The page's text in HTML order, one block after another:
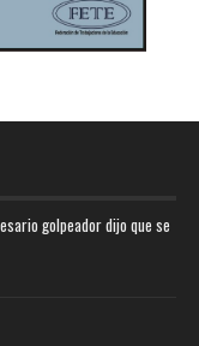
golpeador dijo que se